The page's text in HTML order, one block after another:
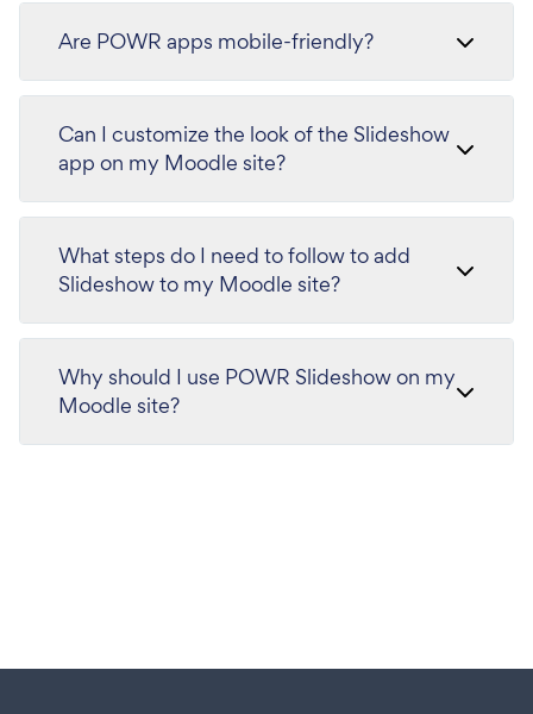
Are POWR apps mobile-friendly?
Can I customize the look of the Slideshow
app on my Moodle site?
What steps do I need to follow to add
Slideshow to my Moodle site?
Why should I use POWR Slideshow on my
Moodle site?